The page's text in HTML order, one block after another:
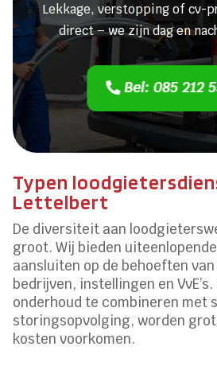
Lekkage, verstopping of cv-
direct – we zijn dag en
Bel: 085 212
Typen
Lettelbert
De diversiteit aan
groot. Wij bieden
aansluiten op de behoeften
bedrijven, instellingen en
onderhoud te combineren met
storingsopvolging, worden
kosten voorkomen.